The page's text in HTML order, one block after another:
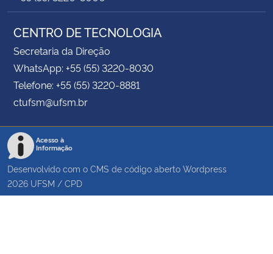
CENTRO DE TECNOLOGIA
Secretaria da Direção
WhatsApp: +55 (55) 3220-8030
Telefone: +55 (55) 3220-8881
ctufsm@ufsm.br
Acesso à
Informação
Desenvolvido com o CMS de código aberto Wordpress
2026 UFSM / CPD